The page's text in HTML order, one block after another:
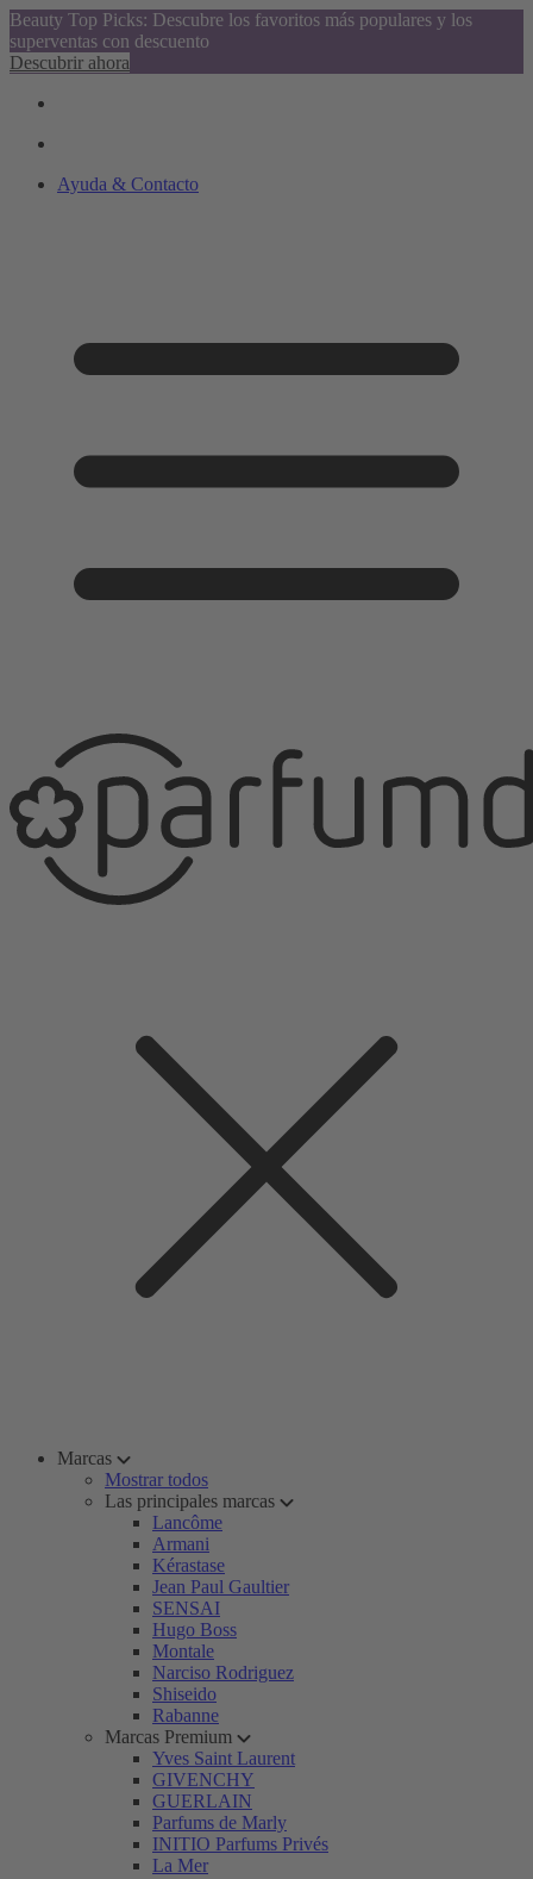
Beauty Top Picks: Descubre los favoritos más populares y los
superventas con descuento
Descubrir ahora
Ayuda & Contacto
Marcas
Mostrar todos
Las principales marcas
Lancôme
Armani
Kérastase
Jean Paul Gaultier
SENSAI
Hugo Boss
Montale
Narciso Rodriguez
Shiseido
Rabanne
Marcas Premium
Yves Saint Laurent
GIVENCHY
GUERLAIN
Parfums de Marly
INITIO Parfums Privés
La Mer